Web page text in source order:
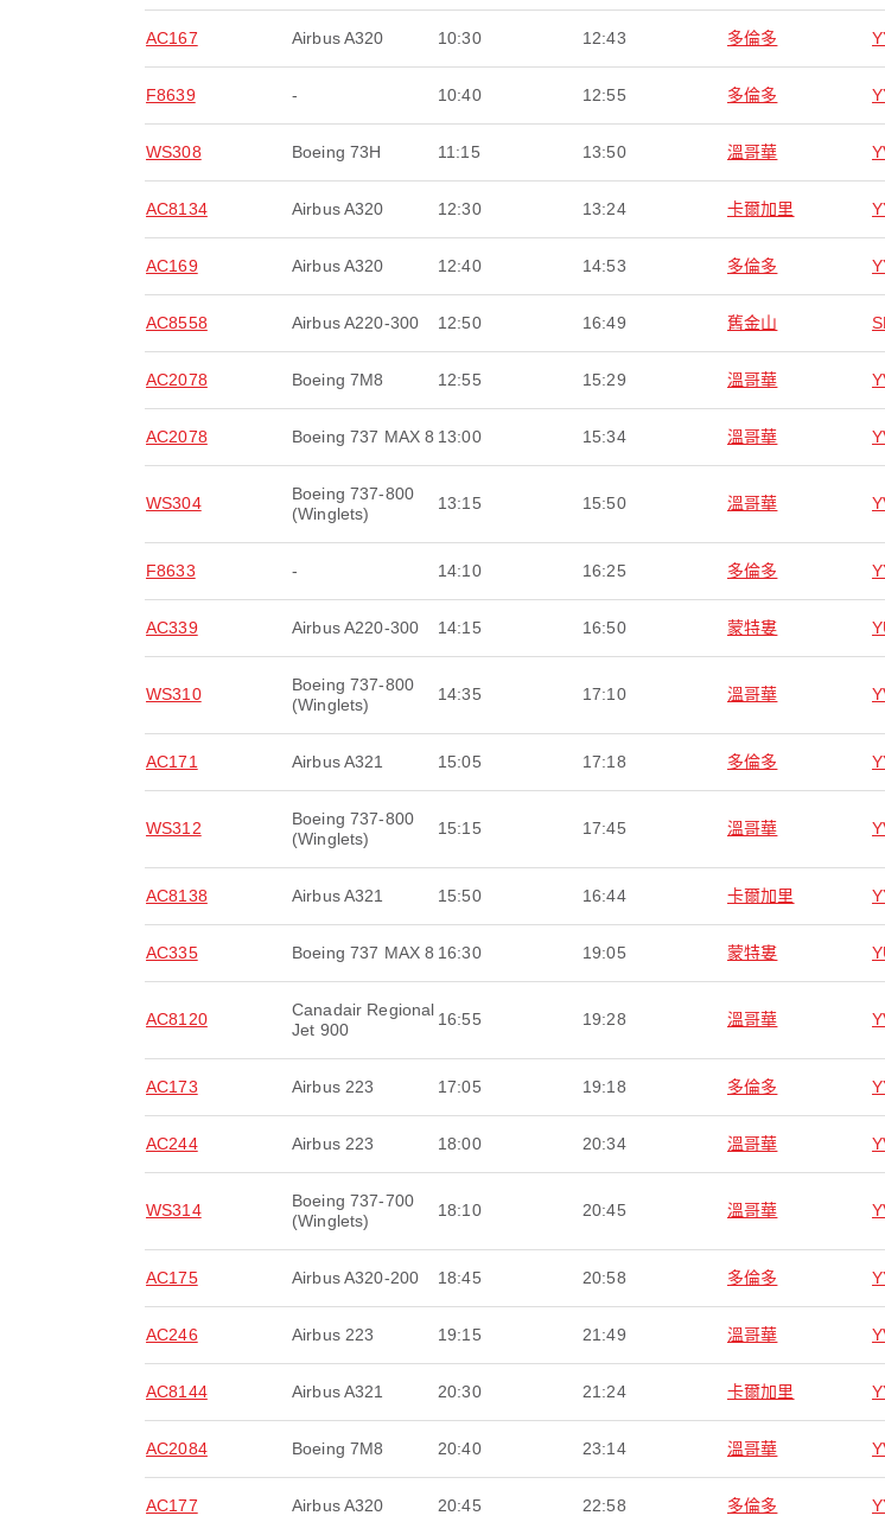
AC167 Airbus A320 10:30 12:43 多倫多
F8639 - 10:40 12:55 多倫多
WS308 Boeing 73H 11:15 13:50 溫哥華
AC8134 Airbus A320 12:30 13:24 卡爾加里
AC169 Airbus A320 12:40 14:53 多倫多
AC8558 Airbus A220-300 12:50 16:49 舊金山
AC2078 Boeing 7M8 12:55 15:29 溫哥華
AC2078 Boeing 737 MAX 8 13:00 15:34 溫哥華
WS304
Boeing 737-800
(Winglets)
13:15 15:50 溫哥華
F8633 - 14:10 16:25 多倫多
AC339 Airbus A220-300 14:15 16:50 蒙特婁
WS310
Boeing 737-800
(Winglets)
14:35 17:10 溫哥華
AC171 Airbus A321 15:05 17:18 多倫多
WS312
Boeing 737-800
(Winglets)
15:15 17:45 溫哥華
AC8138 Airbus A321 15:50 16:44 卡爾加里
AC335 Boeing 737 MAX 8 16:30 19:05 蒙特婁
AC8120
Canadair Regional
Jet 900
16:55 19:28 溫哥華
AC173 Airbus 223 17:05 19:18 多倫多
AC244 Airbus 223 18:00 20:34 溫哥華
WS314
Boeing 737-700
(Winglets)
18:10 20:45 溫哥華
AC175 Airbus A320-200 18:45 20:58 多倫多
AC246 Airbus 223 19:15 21:49 溫哥華
AC8144 Airbus A321 20:30 21:24 卡爾加里
AC2084 Boeing 7M8 20:40 23:14 溫哥華
AC177 Airbus A320 20:45 22:58 多倫多